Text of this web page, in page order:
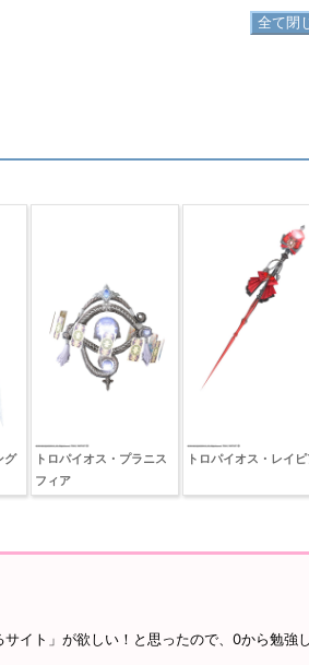
全て閉
グ
トロパイオス・プラニス
フィア
トロパイオス・レイピ
イト」が欲しい！と思ったので、0から勉強